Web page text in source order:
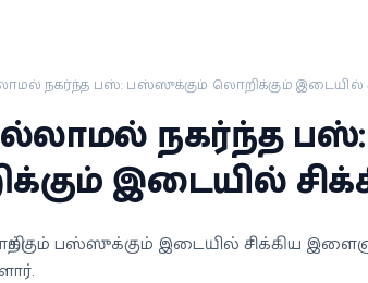
நகர்ந்த பஸ்: பஸ்ஸுக்கும் லொறிக்கும்
இல்லாமல் நகர்ந்த
இடையில்
பஸ்ஸுக்கும் இடையில் சிக்கிய